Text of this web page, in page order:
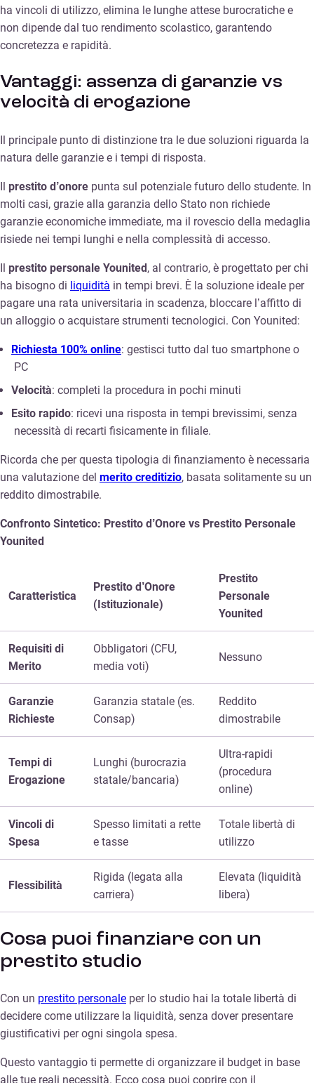
ha vincoli di utilizzo, elimina le lunghe attese burocratiche e
non dipende dal tuo rendimento scolastico, garantendo
concretezza e rapidità.
Vantaggi: assenza di garanzie vs
velocità di erogazione
Il principale punto di distinzione tra le due soluzioni riguarda la
natura delle garanzie e i tempi di risposta.
Il prestito d’onore punta sul potenziale futuro dello studente. In
molti casi, grazie alla garanzia dello Stato non richiede
garanzie economiche immediate, ma il rovescio della medaglia
risiede nei tempi lunghi e nella complessità di accesso.
Il prestito personale Younited, al contrario, è progettato per chi
ha bisogno di liquidità in tempi brevi. È la soluzione ideale per
pagare una rata universitaria in scadenza, bloccare l’affitto di
un alloggio o acquistare strumenti tecnologici. Con Younited:
Richiesta 100% online: gestisci tutto dal tuo smartphone o
PC
Velocità: completi la procedura in pochi minuti
Esito rapido: ricevi una risposta in tempi brevissimi, senza
necessità di recarti fisicamente in filiale.
Ricorda che per questa tipologia di finanziamento è necessaria
una valutazione del merito creditizio, basata solitamente su un
reddito dimostrabile.
Confronto Sintetico: Prestito d’Onore vs Prestito Personale
Younited
Caratteristica
Prestito d’Onore
(Istituzionale)
Prestito
Personale
Younited
Requisiti di
Merito
Obbligatori (CFU,
media voti)
Nessuno
Garanzie
Richieste
Garanzia statale (es.
Consap)
Reddito
dimostrabile
Tempi di
Erogazione
Lunghi (burocrazia
statale/bancaria)
Ultra-rapidi
(procedura
online)
Vincoli di
Spesa
Spesso limitati a rette
e tasse
Totale libertà di
utilizzo
Flessibilità
Rigida (legata alla
carriera)
Elevata (liquidità
libera)
Cosa puoi finanziare con un
prestito studio
Con un prestito personale per lo studio hai la totale libertà di
decidere come utilizzare la liquidità, senza dover presentare
giustificativi per ogni singola spesa.
Questo vantaggio ti permette di organizzare il budget in base
alle tue reali necessità. Ecco cosa puoi coprire con il